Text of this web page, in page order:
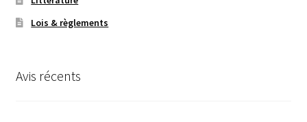
Lois & règlements
Avis récents